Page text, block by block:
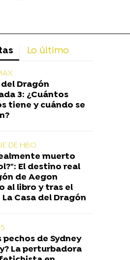
Lo último
del Dragón
3: ¿Cuántos
tiene y cuándo se
DE HBO
muerto
El destino real
de Aegon
al libro y tras el
Casa del Dragón
pechos de Sydney
La perturbadora